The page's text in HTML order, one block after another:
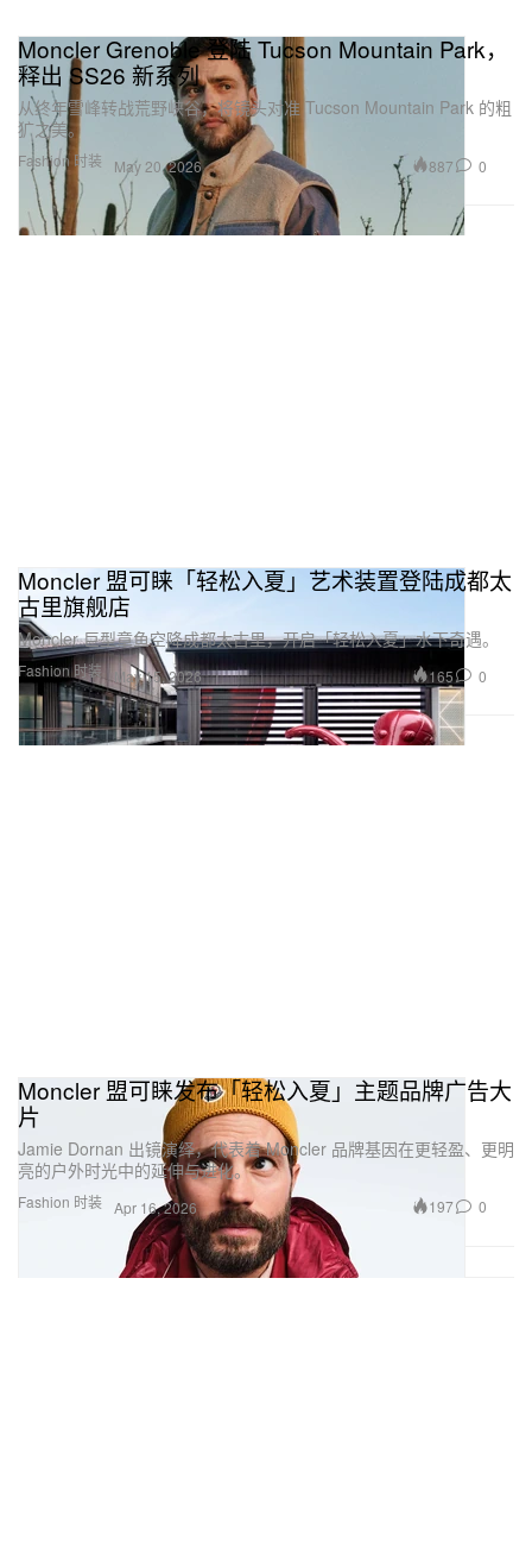
Fashion 时装
Moncler Grenoble 登陆 Tucson Mountain Park，
释出 SS26 新系列
从终年雪峰转战荒野峡谷，将镜头对准 Tucson Mountain Park 的粗
犷之美。
May 20, 2026 887 0
Fashion 时装
Moncler 盟可睐「轻松入夏」艺术装置登陆成都太
古里旗舰店
Moncler 巨型章鱼空降成都太古里，开启「轻松入夏」水下奇遇。
May 15, 2026 165 0
Fashion 时装
Moncler 盟可睐发布「轻松入夏」主题品牌广告大
片
Jamie Dornan 出镜演绎，代表着 Moncler 品牌基因在更轻盈、更明
亮的户外时光中的延伸与进化。
Apr 16, 2026 197 0